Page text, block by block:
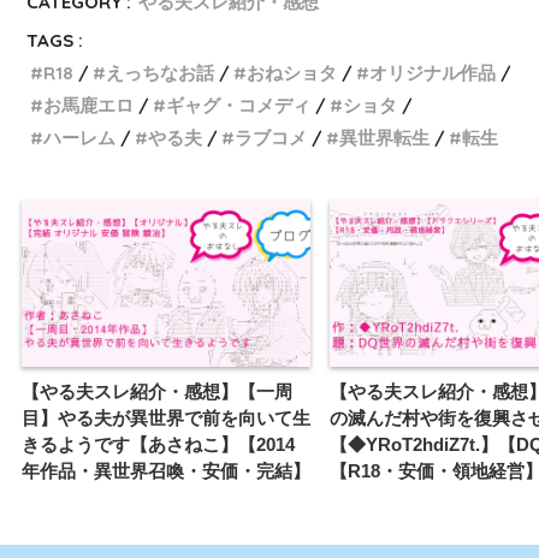
TAGS :
R18
えっちなお話 おねショタ
オリジナル作品
お馬鹿エロ
ギャグ・コメディ
ショタ
ハーレム
やる夫 ラブコメ 異世界転生 転生
【やる夫スレ紹介・感想】【一周
目】やる夫が異世界で前を向いて生
きるようです【あさねこ】【2014
年作品・異世界召喚・安価・完結】
【やる夫スレ紹介・感想
の滅んだ村や街を復興さ
【◆YRoT2hdiZ7t.】【
【R18・安価・領地経営